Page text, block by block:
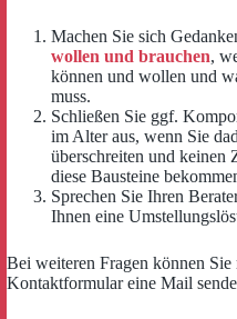
Machen Sie sich
wollen und brauchen,
können und wollen und
muss.
Schließen Sie ggf.
im Alter aus, wenn Sie
überschreiten und keinen
diese Bausteine
Sprechen Sie Ihren
Ihnen eine
Bei weiteren Fragen können Sie
Kontaktformular eine Mail